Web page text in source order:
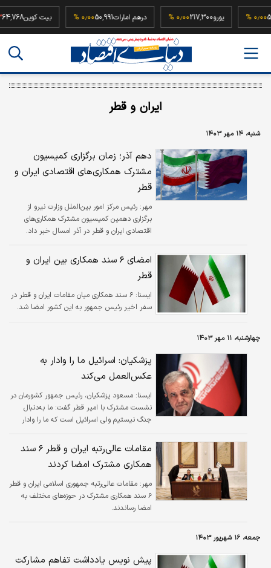
یورو217,300 درهم امارات50,991 بیت کوین
ایران و قطر
شنبه، ۱۴ مهر ۱۴۰۳
دهم آذر؛ زمان برگزاری کمیسیون
مشترک همکاری‌های اقتصادی ایران و
قطر
مهر: رئیس مرکز امور بین‌الملل وزارت نیرو از
برگزاری دهمین کمیسیون مشترک همکاری‌های
اقتصادی ایران و قطر در آذر امسال خبر داد.
امضای ۶ سند همکاری بین ایران و
قطر
ايسنا: ۶ سند همکاری میان مقامات ایران و قطر در
سفر اخیر رئیس جمهور به این کشور امضا شد.
چهارشنبه، ۱۱ مهر ۱۴۰۳
پزشکیان: اسرائیل ما را وادار به
عکس‌العمل می‌کند
ايسنا: مسعود پزشکیان، رئیس جمهور کشورمان در
نشست مشترک با امیر قطر گفت: ما به‌دنبال
جنگ نیستیم ولی اسرائیل است که ما را وادار
مقامات عالی‌رتبه ایران و قطر ۶ سند
همکاری مشترک امضا کردند
مهر: مقامات عالی‌رتبه جمهوری اسلامی ایران و قطر
۶ سند همکاری مشترک در حوزه‌های مختلف به
امضا رساندند.
جمعه، ۱۶ شهریور ۱۴۰۳
پیش نویس یادداشت تفاهم مشارکت